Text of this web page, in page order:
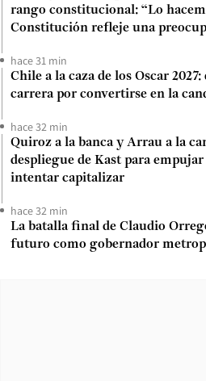
rango constitucional: “Lo
Constitución refleje una
hace 31 min
Chile a la caza de los Oscar
carrera por convertirse en la
hace 32 min
Quiroz a la banca y Arrau a la
despliegue de Kast para
intentar capitalizar
hace 32 min
La batalla final de Claudio
futuro como gobernador